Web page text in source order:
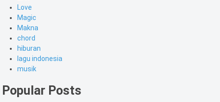
Love
Magic
Makna
chord
hiburan
lagu indonesia
musik
Popular Posts